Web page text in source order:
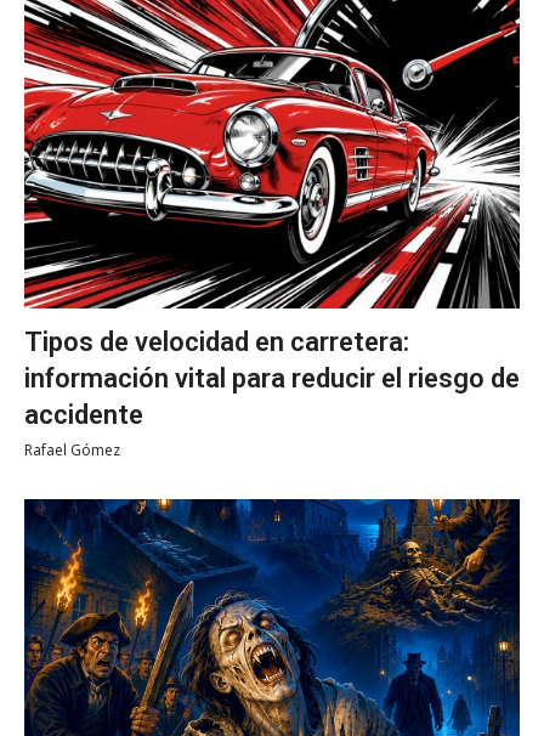
Tipos de velocidad en carretera:
información vital para reducir el riesgo de
accidente
Rafael Gómez